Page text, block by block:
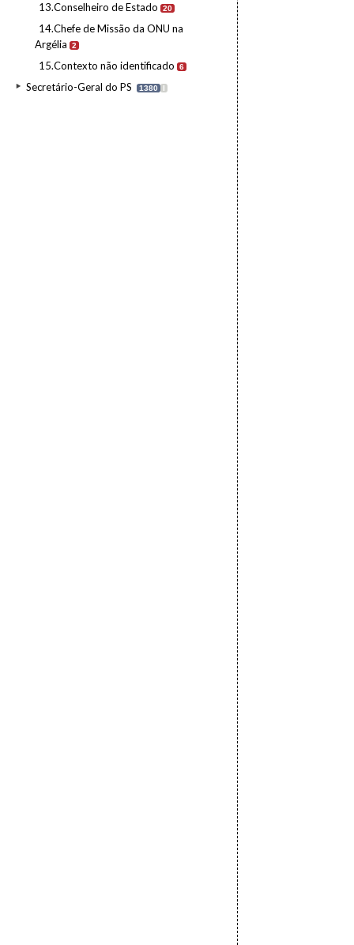
13.Conselheiro de Estado 20
14.Chefe de Missão da ONU na
Argélia
2
15.Contexto não identificado 6
Secretário-Geral do PS 1380 I